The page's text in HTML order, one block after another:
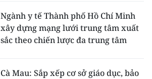
Ngành y tế Thành phố Hồ Chí Minh
xây dựng mạng lưới trung tâm xuất
sắc theo chiến lược đa trung tâm
Cà Mau: Sắp xếp cơ sở giáo dục, bảo